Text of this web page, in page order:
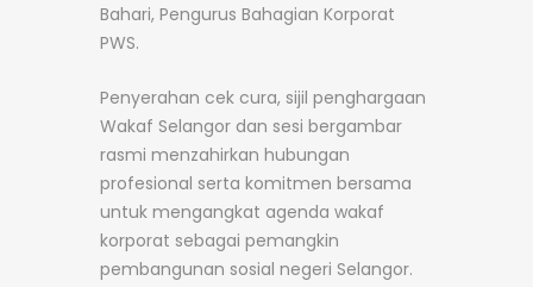
Bahari, Pengurus Bahagian Korporat
PWS.
Penyerahan cek cura, sijil penghargaan
Wakaf Selangor dan sesi bergambar
rasmi menzahirkan hubungan
profesional serta komitmen bersama
untuk mengangkat agenda wakaf
korporat sebagai pemangkin
pembangunan sosial negeri Selangor.